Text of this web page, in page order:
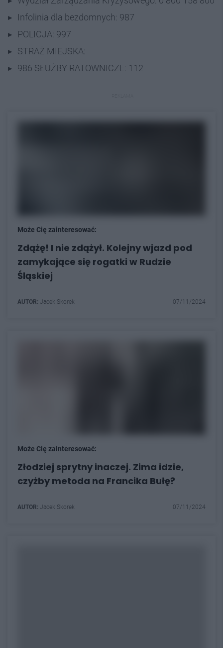
Infolinia dla bezdomnych: 987
POLICJA: 997
STRAŻ MIEJSKA:
986 SŁUŻBY RATOWNICZE: 112
Może Cię zainteresować:
Zdążę! I nie zdążył. Kolejny wjazd pod
zamykające się rogatki w Rudzie
Śląskiej
AUTOR: Jacek Skorek 07/11/2024
Może Cię zainteresować:
Złodziej sprytny inaczej. Zima idzie,
czyżby metoda na Francika Bułę?
AUTOR: Jacek Skorek 07/11/2024